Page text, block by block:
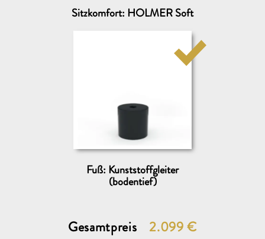
Sitzkomfort: HOLMER Soft
Fuß: Kunststoffgleiter
(bodentief)
Gesamtpreis 2.099€